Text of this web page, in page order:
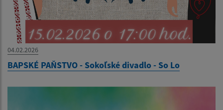
04.02.2026
BAPSKÉ PAŇSTVO - Sokoľské divadlo - So Lo